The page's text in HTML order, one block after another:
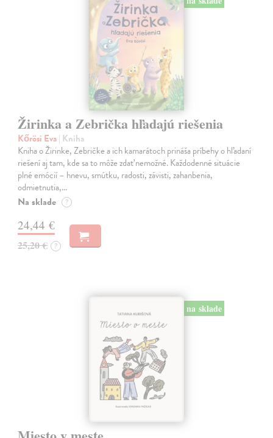
Žirinka a Zebrička hľadajú riešenia
Kőrösi Eva| Kniha
Kniha o Žirinke, Zebričke a ich kamarátoch prináša príbehy o hľadaní
riešení aj tam, kde sa to môže zdať nemožné. Každodenné situácie
plné emócií – hnevu, smútku, radosti, závisti, zahanbenia,
odmietnutia,…
Na sklade ?
24,44 €
25,20 € ?
na sklade